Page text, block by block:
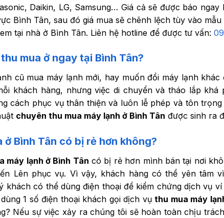
Daikin, LG, Samsung… Giá cả sẽ được báo
Bình Tân, sau đó giá mua sẽ chênh lệch tùy vào
tại nhà ở Bình Tân. Liên hệ hotline để được tư vấn:
mua ở ngay tại Bình Tân?
cũ mua máy lạnh mới, hay muốn đổi máy lạnh
khách hàng, nhưng việc di chuyển và tháo lắp
cách phục vụ thân thiện và luôn lễ phép và tôn
chuyên thu mua máy lạnh ở Bình Tân được sinh ra
ở Bình Tân có bị rẻ hơn không?
máy lạnh ở Bình Tân có bị rẻ hơn mình bán tại nơi
Lên phục vụ. Vì vậy, khách hàng có thể yên tâm
khách có thể dùng điện thoại để kiểm chứng dịch vụ
1 số điện thoại khách gọi dịch vụ thu mua máy
Nếu sự việc xảy ra chúng tôi sẽ hoàn toàn chịu